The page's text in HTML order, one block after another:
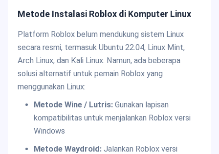
Metode Instalasi Roblox di Komputer Linux
Platform Roblox belum mendukung sistem Linux
secara resmi, termasuk Ubuntu 22.04, Linux Mint,
Arch Linux, dan Kali Linux. Namun, ada beberapa
solusi alternatif untuk pemain Roblox yang
menggunakan Linux:
Metode Wine / Lutris:Gunakan lapisan
kompatibilitas untuk menjalankan Roblox versi
Windows
Metode Waydroid:Jalankan Roblox versi